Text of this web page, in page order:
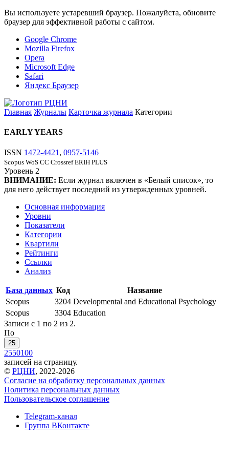
Вы используете устаревший браузер. Пожалуйста, обновите
браузер для эффективной работы с сайтом.
Google Chrome
Mozilla Firefox
Opera
Microsoft Edge
Safari
Яндекс Браузер
Главная Журналы Карточка журнала Категории
EARLY YEARS
ISSN 1472-4421 , 0957-5146
Scopus WoS CC Crossref ERIH PLUS
Уровень 2
ВНИМАНИЕ: Если журнал включен в «Белый список», то
для него действует последний из утвержденных уровней.
Основная информация
Уровни
Показатели
Категории
Квартили
Рейтинги
Ссылки
Анализ
База данных Код
Название
Scopus
3204 Developmental and Educational Psychology
Scopus
3304 Education
Записи с 1 по 2 из 2.
По
25
2550100
записей на страницу.
© РЦНИ, 2022-2026
Согласие на обработку персональных данных
Политика персональных данных
Пользовательское соглашение
Telegram-канал
Группа ВКонтакте